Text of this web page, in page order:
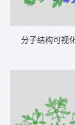
分子结构可视